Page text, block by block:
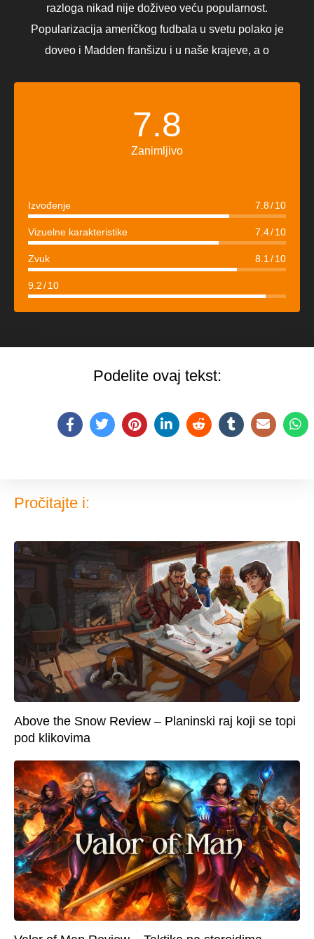
razloga nikad nije doživeo veću popularnost.
Popularizacija američkog fudbala u svetu polako je
doveo i Madden franšizu i u naše krajeve, a o
7.8
Zanimljivo
Izvođenje 7.8 10
Vizuelne karakteristike 7.4 10
Zvuk 8.1 10
9.2 10
Podelite ovaj tekst:
Pročitajte i:
Above the Snow Review – Planinski raj koji se topi
pod klikovima